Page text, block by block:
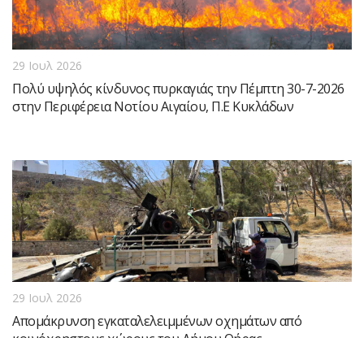
29 Ιουλ 2026
Πολύ υψηλός κίνδυνος πυρκαγιάς την Πέμπτη 30-7-2026
στην Περιφέρεια Νοτίου Αιγαίου, Π.Ε Κυκλάδων
29 Ιουλ 2026
Απομάκρυνση εγκαταλελειμμένων οχημάτων από